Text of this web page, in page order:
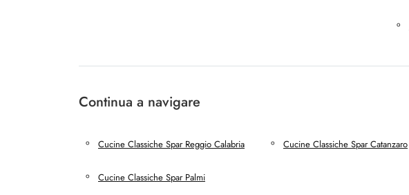
Continua a navigare
Cucine Classiche Spar Reggio Calabria Cucine Classiche Spar Catanzaro
Cucine Classiche Spar Palmi